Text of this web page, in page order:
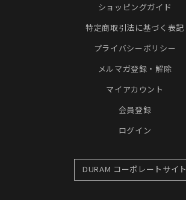
ショッピングガイド
特定商取引法に基づく表記
プライバシーポリシー
メルマガ登録・解除
マイアカウント
会員登録
ログイン
DURAM コーポレートサイト